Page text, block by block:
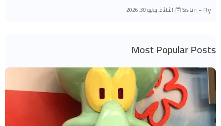
By -
Sis Lin الثلاثاء, يونيو 30, 2026
Most Popular Posts